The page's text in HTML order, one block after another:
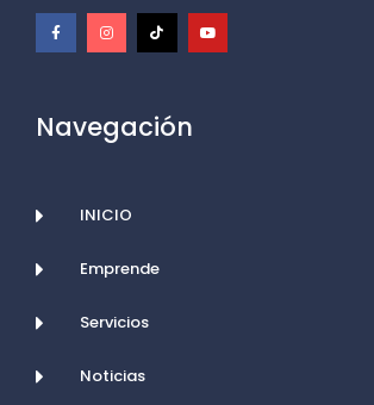
c
e
b
o
s
t
a
g
k
t
o
k
u
t
u
b
Navegación
INICIO
Emprende
Servicios
Noticias